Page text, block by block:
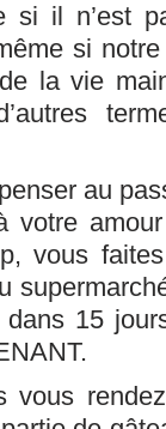
si il n’est
si
la vie
au
votre
vous
dans 15